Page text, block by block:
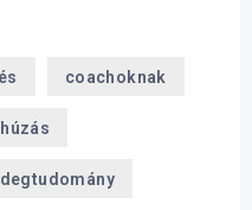
coachoknak